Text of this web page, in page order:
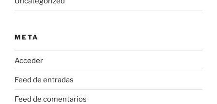
META
Acceder
Feed de entradas
Feed de comentarios